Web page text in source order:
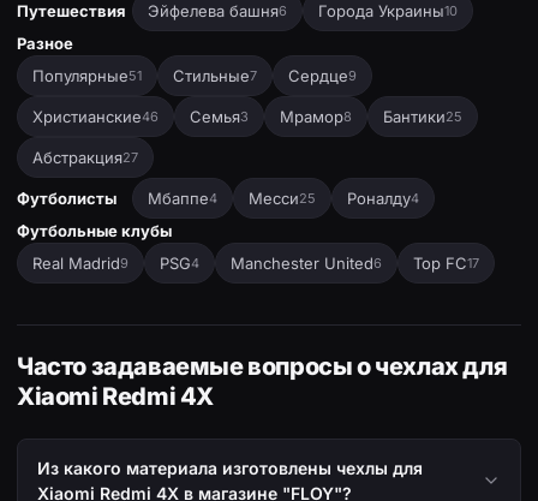
Путешествия Эйфелева башня6 Города Украины10
Разное
Популярные51 Стильные7 Сердце9
Христианские46 Семья3 Мрамор8 Бантики25
Абстракция27
Футболисты Мбаппе4 Месси25 Роналду4
Футбольные клубы
Real Madrid9 PSG4 Manchester United6 Top FC17
Часто задаваемые вопросы о чехлах для
Xiaomi Redmi 4X
Из какого материала изготовлены чехлы для
Xiaomi Redmi 4X в магазине "FLOY"?